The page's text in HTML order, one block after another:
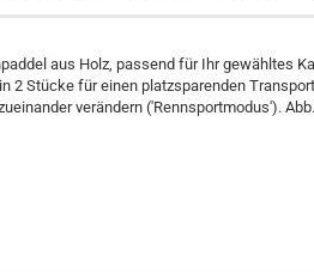
aus Holz, passend für Ihr gewähltes
2 Stücke für einen platzsparenden
verändern ('Rennsportmodus').